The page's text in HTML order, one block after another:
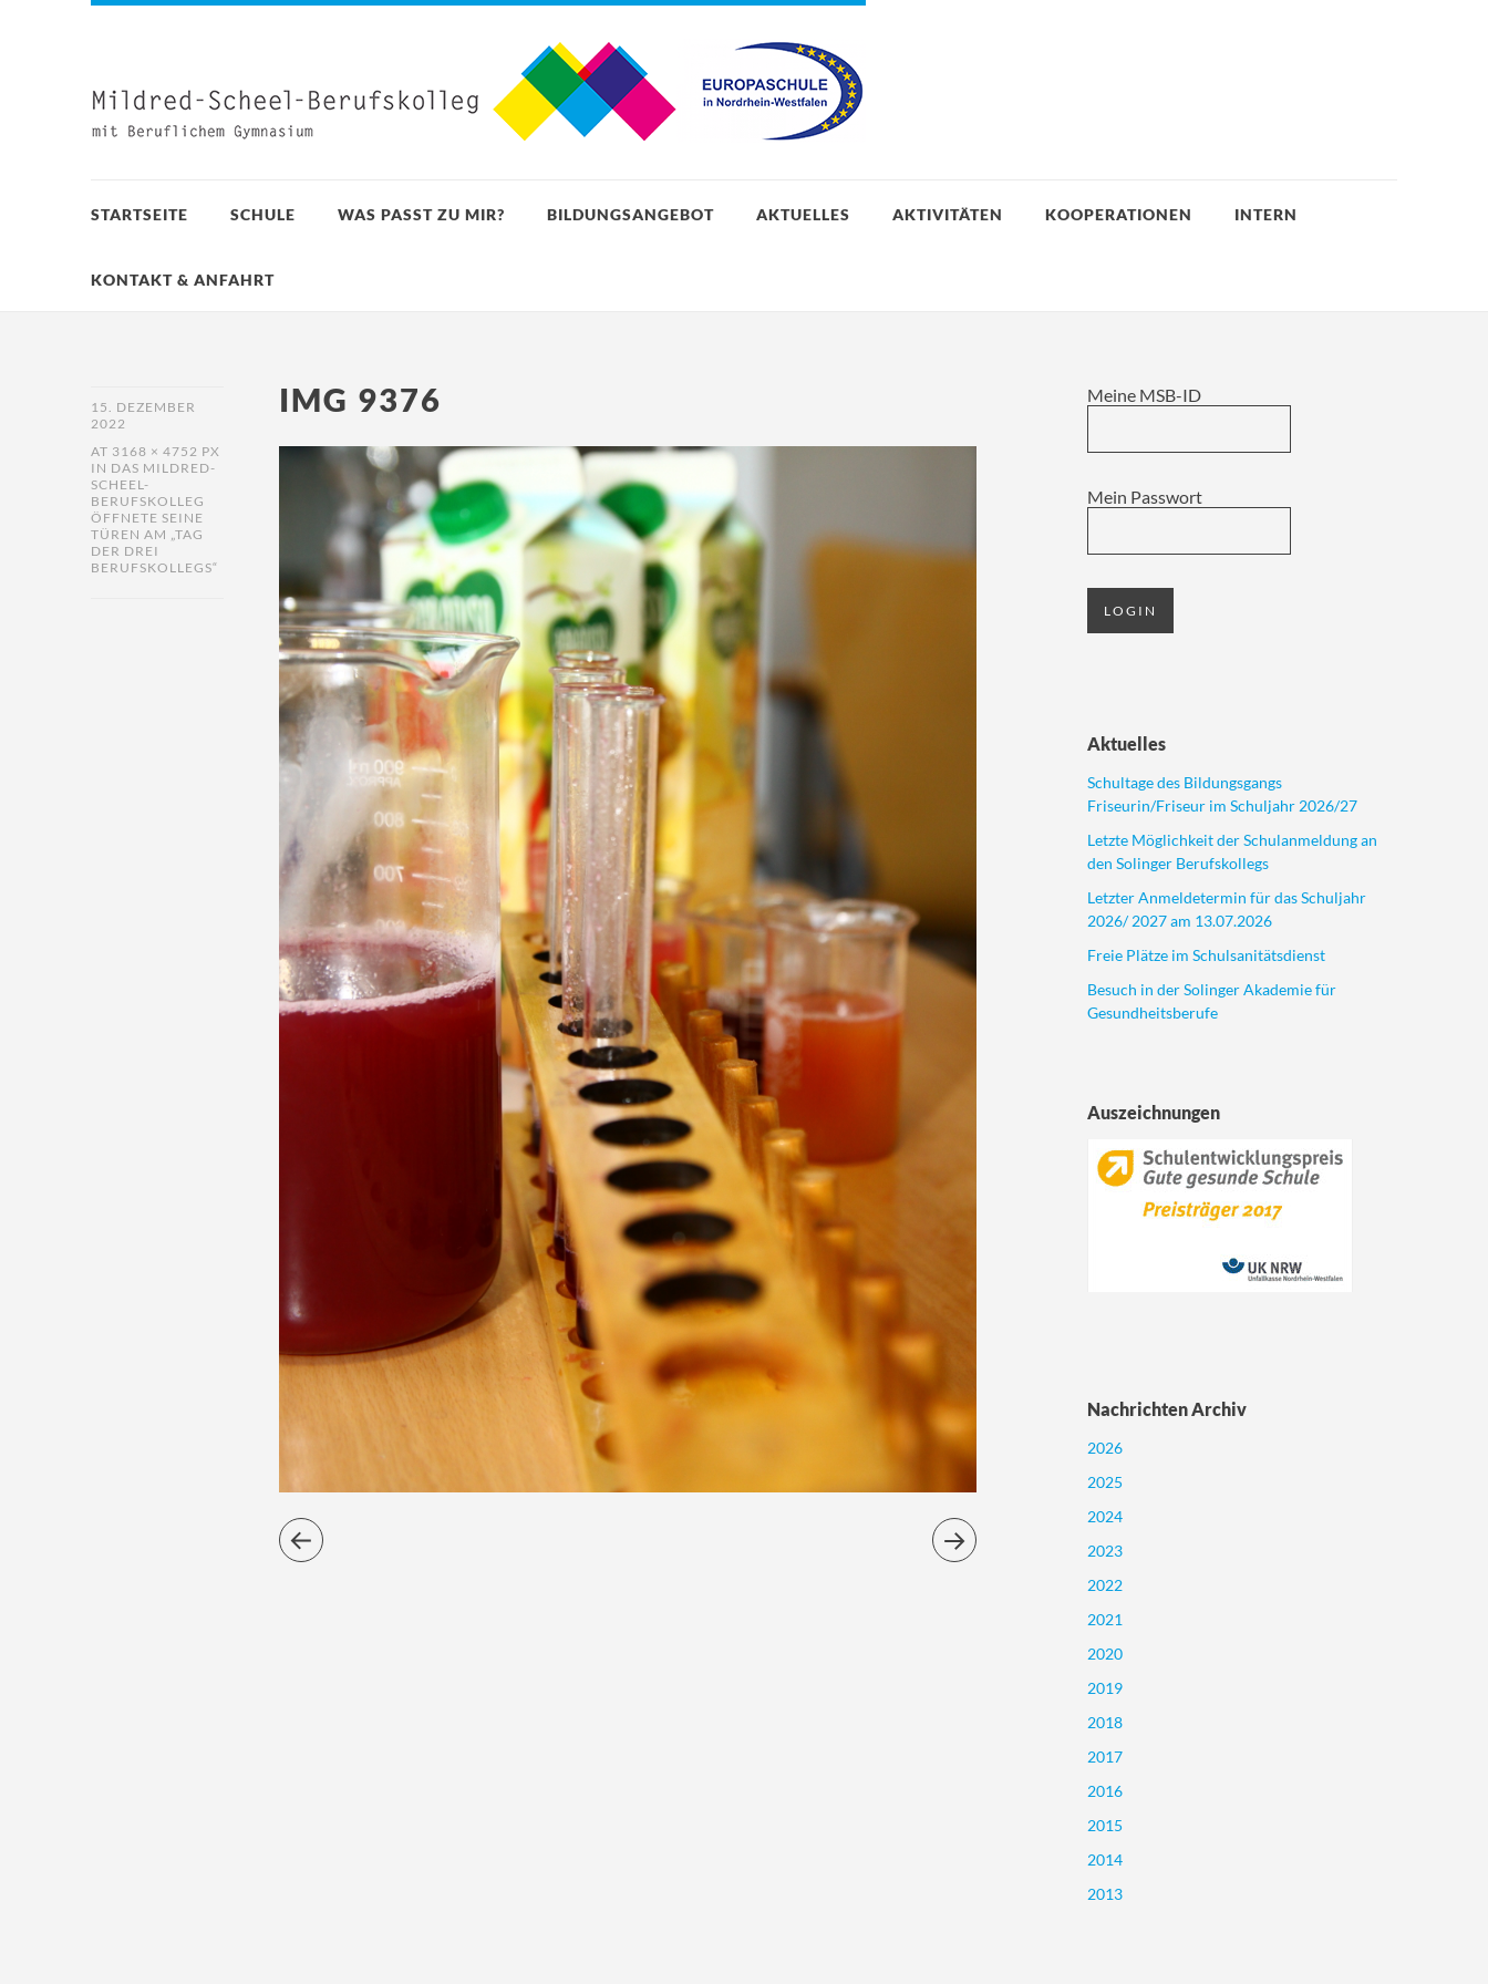
STARTSEITE SCHULE WAS PASST ZU MIR? BILDUNGSANGEBOT AKTUELLES AKTIVITÄTEN KOOPERATIONEN INTERN
KONTAKT & ANFAHRT
15. DEZEMBER
2022
AT 3168 × 4752 PX
IN DAS MILDRED-
SCHEEL-
BERUFSKOLLEG
ÖFFNETE SEINE
TÜREN AM „TAG
DER DREI
BERUFSKOLLEGS“
IMG 9376 Meine MSB-ID
Mein Passwort
Aktuelles
Schultage des Bildungsgangs
Friseurin/Friseur im Schuljahr 2026/27
Letzte Möglichkeit der Schulanmeldung an
den Solinger Berufskollegs
Letzter Anmeldetermin für das Schuljahr
2026/ 2027 am 13.07.2026
Freie Plätze im Schulsanitätsdienst
Besuch in der Solinger Akademie für
Gesundheitsberufe
Auszeichnungen
Nachrichten Archiv
2026
2025
2024
2023
2022
2021
2020
2019
2018
2017
2016
2015
2014
2013